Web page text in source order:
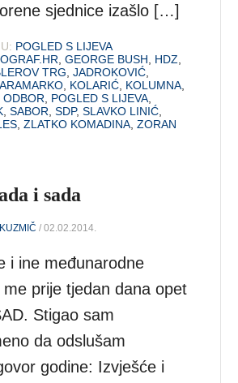
sjednice izašlo […]
POGLED S LIJEVA
,GEORGE BUSH HDZ
TRG ,JADROKOVIĆ
KOLARIĆ KOLUMNA
,ODBOR POGLED S LIJEVA
,SABOR ,SDP,SLAVKO LINIĆ
,ZLATKO KOMADINA ,ZORAN
i sada
/ 02.02.2014.
i ine međunarodne
prije tjedan dana opet
Stigao sam
da odslušam
godine: Izvješće i